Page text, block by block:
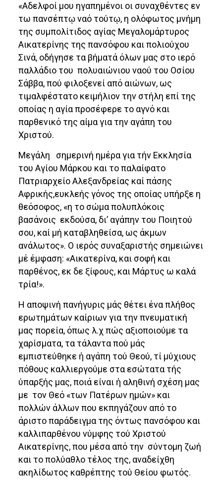
«Αδελφοί μου ηγαπημένοι οι συναχθέντες εν
τω πανσέπτῳ ναό τούτῳ, η ολόφωτος μνήμη
της συμπολίτιδος αγίας Μεγαλομάρτυρος
Αικατερίνης της πανσόφου και πολιούχου
Σινά, οδήγησε τα βήματά όλων μας στο ιερό
παλλάδιο του πολυαιώνιου ναού του Οσίου
Σάββα, πού φιλοξενεί από αιώνων, ως
τιμαλφέστατο κειμήλιον την στήλη επί της
οποίας η αγία προσέφερε το αγνό και
παρθενικό της αίμα για την αγάπη του
Χριστού.
Μεγάλη σημερινή ημέρα για τήν Εκκλησία
του Αγίου Μάρκου και το παλαίφατο
Πατριαρχείο Αλεξανδρείας καί πάσης
Αφρικής,ευκλεής γόνος της οποίας υπήρξε η
θεόσοφος, «η το σώμα πολυπλόκοις
βασάνοις εκδούσα, δι’ αγάπην του Ποιητού
σου, καί μή καταβληθείσα, ως άκμων
ανάλωτος». Ο ιερός συναξαριστής σημειώνει
μέ έμφαση: «Αικατερίνα, και σοφή και
παρθένος, εκ δε ξίφους, και Μάρτυς ω καλά
τρία!».
Η αποψινή πανήγυρις μάς θέτει ένα πλήθος
ερωτημάτων καίριων για την πνευματική
μας πορεία, όπως λ.χ πώς αξιοποιούμε τα
χαρίσματα, τα τάλαντα πού μάς
εμπιστεύθηκε ἡ αγάπη τού Θεού, τί μύχιους
πόθους καλλιεργούμε στα εσώτατα τής
ύπαρξής μας, ποιά είναι ἡ αληθινή σχέση μας
με τον Θεό «των Πατέρων ημών» και
πολλών άλλων που εκπηγάζουν από το
άριστο παράδειγμα της όντως πανσόφου και
καλλιπαρθένου νύμφης τού Χριστού
Αικατερίνης, που μέσα από την σύντομη ζωή
και το πολύαθλο τέλος της, αναδείχθη
ακηλίδωτος καθρέπτης τού Θείου φωτός.